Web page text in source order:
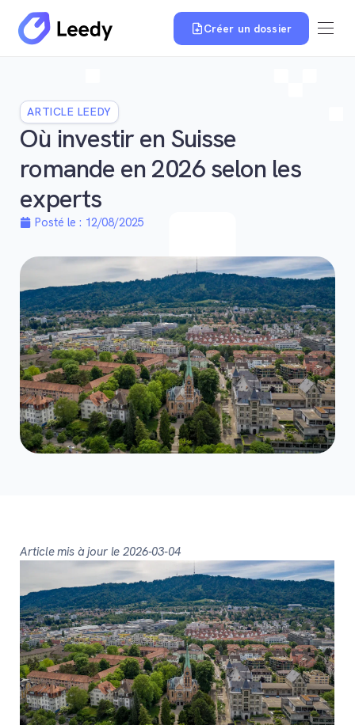
Créer un dossier
ARTICLE LEEDY
Où investir en Suisse
romande en 2026 selon les
experts
Posté le : 12/08/2025
Article mis à jour le 2026-03-04